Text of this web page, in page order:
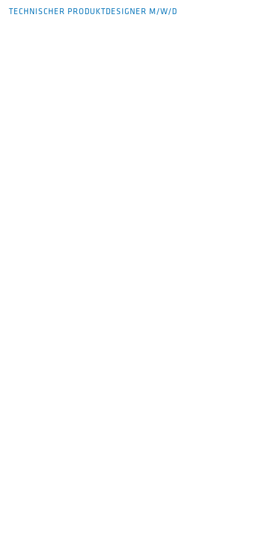
TECHNISCHER PRODUKTDESIGNER M/W/D